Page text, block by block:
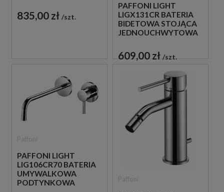
CHROM
835,00 zł szt.
PAFFONI LIGHT
LIGX131CR BATERIA
BIDETOWA STOJĄCA
JEDNOUCHWYTOWA
609,00 zł szt.
PAFFONI LIGHT
LIG106CR70 BATERIA
UMYWALKOWA
PODTYNKOWA